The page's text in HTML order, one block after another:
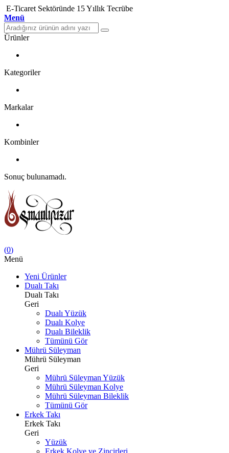
E-Ticaret Sektöründe 15 Yıllık Tecrübe
Menü
Ürünler
Kategoriler
Markalar
Kombinler
Sonuç bulunamadı.
(0)
Menü
Yeni Ürünler
Dualı Takı
Dualı Takı
Geri
Dualı Yüzük
Dualı Kolye
Dualı Bileklik
Tümünü Gör
Mührü Süleyman
Mührü Süleyman
Geri
Mührü Süleyman Yüzük
Mührü Süleyman Kolye
Mührü Süleyman Bileklik
Tümünü Gör
Erkek Takı
Erkek Takı
Geri
Yüzük
Erkek Kolye ve Zincirleri